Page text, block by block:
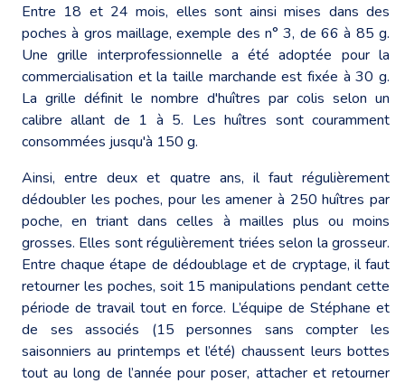
Entre 18 et 24 mois, elles sont ainsi mises dans des
poches à gros maillage, exemple des n° 3, de 66 à 85 g.
Une grille interprofessionnelle a été adoptée pour la
commercialisation et la taille marchande est fixée à 30 g.
La grille définit le nombre d'huîtres par colis selon un
calibre allant de 1 à 5. Les huîtres sont couramment
consommées jusqu'à 150 g.
Ainsi, entre deux et quatre ans, il faut régulièrement
dédoubler les poches, pour les amener à 250 huîtres par
poche, en triant dans celles à mailles plus ou moins
grosses. Elles sont régulièrement triées selon la grosseur.
Entre chaque étape de dédoublage et de cryptage, il faut
retourner les poches, soit 15 manipulations pendant cette
période de travail tout en force. L’équipe de Stéphane et
de ses associés (15 personnes sans compter les
saisonniers au printemps et l’été) chaussent leurs bottes
tout au long de l’année pour poser, attacher et retourner